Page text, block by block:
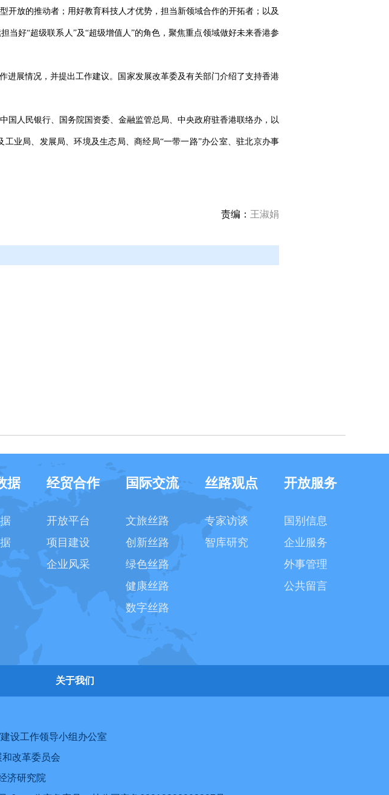
放的推动者；用好教育科技人才优势，担当新领域合作的开拓者；以及
好“超级联系人”及“超级增值人”的角色，聚焦重点领域做好未来香港参
进展情况，并提出工作建议。国家发展改革委及有关部门介绍了支持香港
国人民银行、国务院国资委、金融监管总局、中央政府驻香港联络办，以
业局、发展局、环境及生态局、商经局“一带一路”办公室、驻北京办事
责编： 王淑娟
据 经贸合作
开放平台
项目建设
企业风采
国际交流
文旅丝路
创新丝路
绿色丝路
健康丝路
数字丝路
丝路观点
专家访谈
智库研究
开放服务
国别信息
企业服务
外事管理
公共留言
关于我们
设工作领导小组办公室
改革委员会
济研究院